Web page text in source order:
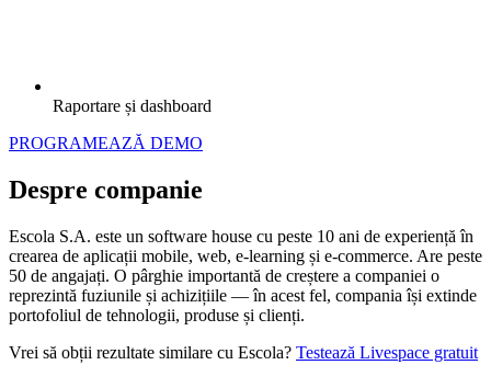
Raportare și dashboard
PROGRAMEAZĂ DEMO
Despre companie
Escola S.A. este un software house cu peste 10 ani de experiență în
crearea de aplicații mobile, web, e-learning și e-commerce. Are peste
50 de angajați. O pârghie importantă de creștere a companiei o
reprezintă fuziunile și achizițiile — în acest fel, compania își extinde
portofoliul de tehnologii, produse și clienți.
Vrei să obții rezultate similare cu Escola? Testează Livespace gratuit